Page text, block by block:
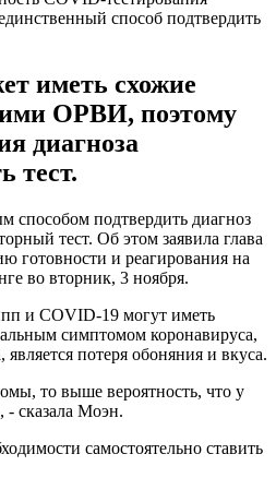
способ подтвердить
иметь схожие
ОРВИ, поэтому
диагноза
тест.
способом подтвердить диагноз
тест. Об этом заявила глава
готовности и реагирования на
во вторник, 3 ноября.
и COVID-19 могут иметь
симптомом коронавируса,
потеря обоняния и вкуса.
то выше вероятность, что у
сказала Моэн.
самостоятельно ставить